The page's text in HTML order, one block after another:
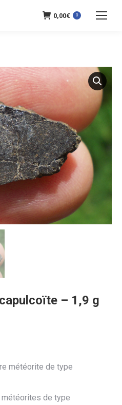
0,00€ 0
– 1,9 g
météorite de type
de type